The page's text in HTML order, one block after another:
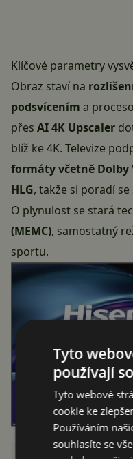
Klíčové parametry
Obraz staví na
podsvícením a
přes AI 4K Upscaler
blíž ke 4K. Televize
formáty včetně Dolby
HLG, takže si poradí
O plynulost se stará
(MEMC), samostatný
sportu.
Tyto
používají
Tyto webové
cookie ke
Používáním
souhlasíte se